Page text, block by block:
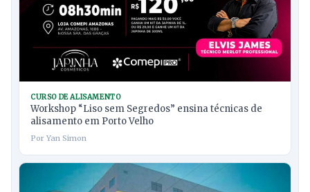
CURSO DE ALISAMENTO
Workshop “Liso sem Segredos” ensina técnicas de
alisamento em Porto Velho
Por Yan Simon